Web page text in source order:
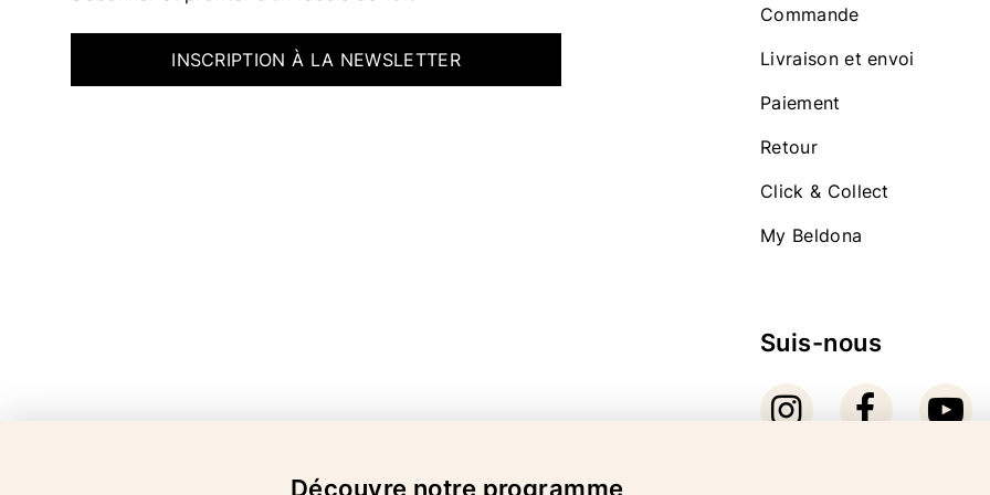
INSCRIPTION À LA NEWSLETTER
Commande
Livraison et envoi
Paiement
Retour
Click & Collect
My Beldona
Suis-nous
Découvre notre programme